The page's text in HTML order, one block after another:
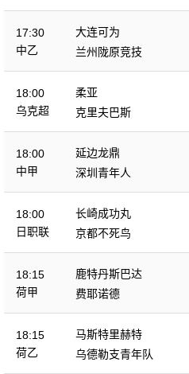
17:30
中乙
大连可为
兰州陇原竞技
18:00
乌克超
柔亚
克里夫巴斯
18:00
中甲
延边龙鼎
深圳青年人
18:00
日职联
长崎成功丸
京都不死鸟
18:15
荷甲
鹿特丹斯巴达
费耶诺德
18:15
荷乙
马斯特里赫特
乌德勒支青年队